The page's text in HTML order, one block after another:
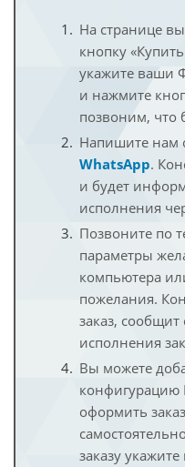
На странице
кнопку
укажите ваши
и нажмите
позвоним, что
Напишите нам
WhatsApp.
и будет
исполнения
Позвоните по
параметры
компьютера
пожелания.
заказ, сообщит
исполнения
Вы можете
конфигурацию
оформить
заказу